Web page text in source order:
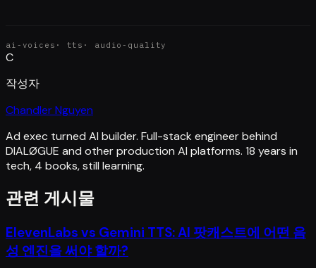
ai-voices · tts · audio-quality
C
작성자
Chandler Nguyen
Ad exec turned AI builder. Full-stack engineer behind
DIALØGUE and other production AI platforms. 18 years in
tech, 4 books, still learning.
관련 게시물
ElevenLabs vs Gemini TTS: AI 팟캐스트에 어떤 음
성 엔진을 써야 할까?